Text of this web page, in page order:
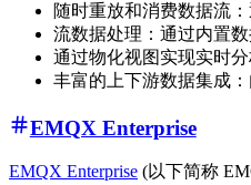
随时重放和消费数据流
流数据处理：通过内置
通过物化视图实现实时
丰富的上下游数据集成
EMQX Enterprise
EMQX Enterprise (以下简称